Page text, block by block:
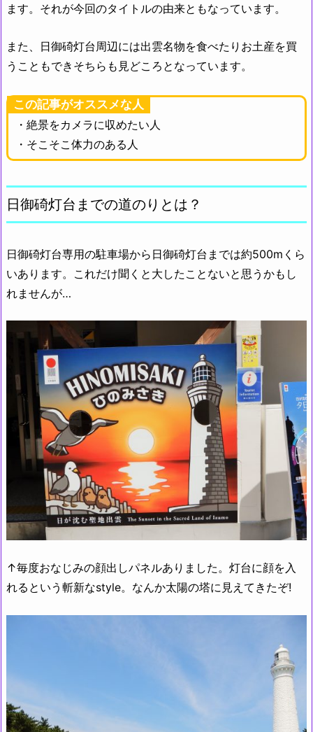
ます。それが今回のタイトルの由来ともなっています。
また、日御碕灯台周辺には出雲名物を食べたりお土産を買
うこともできそちらも見どころとなっています。
この記事がオススメな人
・絶景をカメラに収めたい人
・そこそこ体力のある人
日御碕灯台までの道のりとは？
日御碕灯台専用の駐車場から日御碕灯台までは約500mくら
いあります。これだけ聞くと大したことないと思うかもし
れませんが…
↑毎度おなじみの顔出しパネルありました。灯台に顔を入
れるという斬新なstyle。なんか太陽の塔に見えてきたぞ!